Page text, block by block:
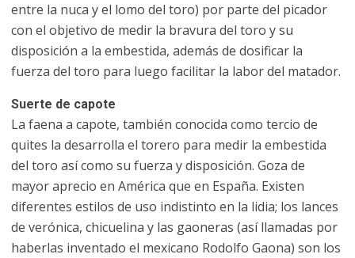
entre la nuca y el lomo del toro) por parte del picador
con el objetivo de medir la bravura del toro y su
disposición a la embestida, además de dosificar la
fuerza del toro para luego facilitar la labor del matador.
Suerte de capote
La faena a capote, también conocida como tercio de
quites la desarrolla el torero para medir la embestida
del toro así como su fuerza y disposición. Goza de
mayor aprecio en América que en España. Existen
diferentes estilos de uso indistinto en la lidia; los lances
de verónica, chicuelina y las gaoneras (así llamadas por
haberlas inventado el mexicano Rodolfo Gaona) son los